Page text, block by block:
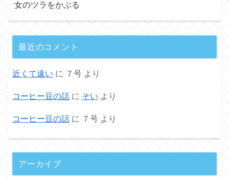
女のツラをかぶる
最近のコメント
近くて遠い に ７号 より
コーヒー豆の話 に そい より
コーヒー豆の話 に ７号 より
アーカイブ